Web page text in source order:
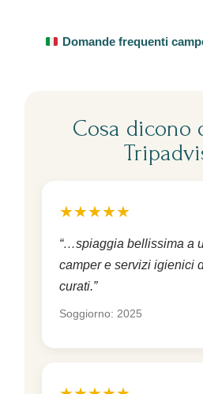
Domande frequenti
Cosa dicono
★★★★★
“…spiaggia bellissima a
camper e servizi igienici
curati.”
Soggiorno: 2025